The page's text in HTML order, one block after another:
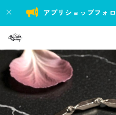
アプリショップフォ